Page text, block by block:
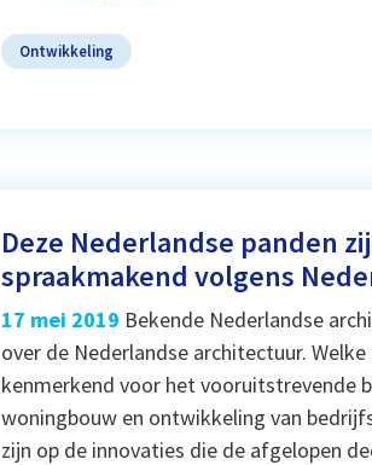
Ontwikkeling
Deze Nederlandse panden
spraakmakend volgens
17 mei 2019 Bekende Nederlandse
over de Nederlandse architectuur.
kenmerkend voor het vooruitstrevende
woningbouw en ontwikkeling van
zijn op de innovaties die de afgelopen